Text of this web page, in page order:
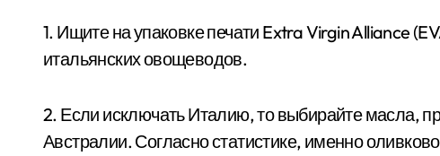
1. Ищите на упаковке печати Extra Virgin Alliance
итальянских овощеводов.
2. Если исключать Италию, то выбирайте масла,
Австралии. Согласно статистике, именно